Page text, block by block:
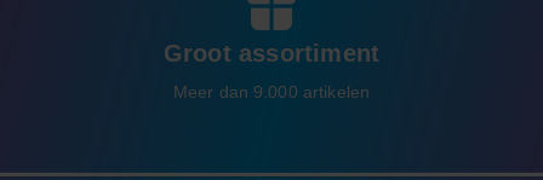
Groot assortiment
Meer dan 9.000 artikelen